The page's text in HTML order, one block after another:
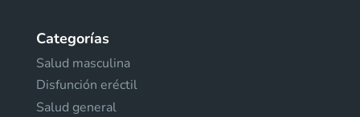
Categorías
Salud masculina
Disfunción eréctil
Salud general